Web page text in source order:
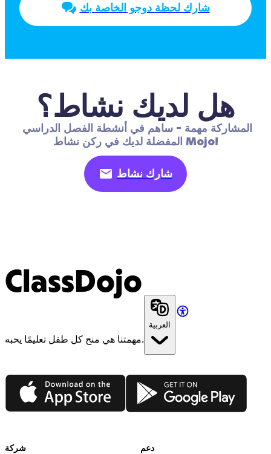
شارك لحظة دوجو الخاصة بك
هل لديك نشاط؟
المفضلة لديك في ركن نشاط Mojo!
شارك نشاط
ClassDojo
مهمتنا هي منح كل طفل تعليمًا يحبه.
العربية
App Store Google Play
شركة دعم